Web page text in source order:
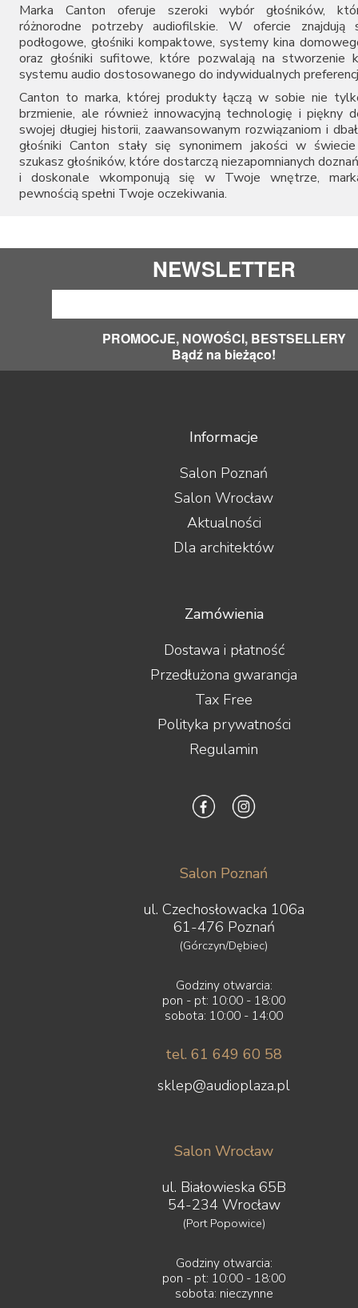
Marka Canton oferuje szeroki wybór głośników,
różnorodne potrzeby audiofilskie. W ofercie znajdują
podłogowe, głośniki kompaktowe, systemy kina
oraz głośniki sufitowe, które pozwalają na stworzenie
systemu audio dostosowanego do indywidualnych
Canton to marka, której produkty łączą w sobie nie
brzmienie, ale również innowacyjną technologię i piękny
swojej długiej historii, zaawansowanym rozwiązaniom i
głośniki Canton stały się synonimem jakości w
szukasz głośników, które dostarczą niezapomnianych
i doskonale wkomponują się w Twoje wnętrze,
pewnością spełni Twoje oczekiwania.
NEWSLETTER
PROMOCJE, NOWOŚCI, BESTSELLERY
Bądź na bieżąco!
Informacje
Salon Poznań
Salon Wrocław
Aktualności
Dla architektów
Zamówienia
Dostawa i płatność
Przedłużona gwarancja
Tax Free
Polityka prywatności
Regulamin
Salon Poznań
ul. Czechosłowacka 106a
61-476 Poznań
(Górczyn/Dębiec)
Godziny otwarcia:
pon - pt: 10:00 - 18:00
sobota: 10:00 - 14:00
tel. 61 649 60 58
sklep@audioplaza.pl
Salon Wrocław
ul. Białowieska 65B
54-234 Wrocław
(Port Popowice)
Godziny otwarcia:
pon - pt: 10:00 - 18:00
sobota: nieczynne